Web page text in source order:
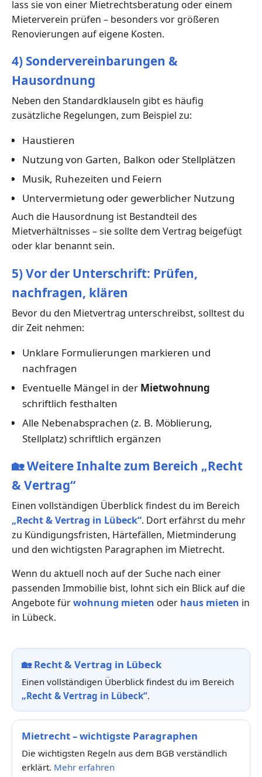
lass sie von einer Mietrechtsberatung oder einem
Mieterverein prüfen – besonders vor größeren
Renovierungen auf eigene Kosten.
4) Sondervereinbarungen &
Hausordnung
Neben den Standardklauseln gibt es häufig
zusätzliche Regelungen, zum Beispiel zu:
Haustieren
Nutzung von Garten, Balkon oder Stellplätzen
Musik, Ruhezeiten und Feiern
Untervermietung oder gewerblicher Nutzung
Auch die Hausordnung ist Bestandteil des
Mietverhältnisses – sie sollte dem Vertrag beigefügt
oder klar benannt sein.
5) Vor der Unterschrift: Prüfen,
nachfragen, klären
Bevor du den Mietvertrag unterschreibst, solltest du
dir Zeit nehmen:
Unklare Formulierungen markieren und
nachfragen
Eventuelle Mängel in der Mietwohnung
schriftlich festhalten
Alle Nebenabsprachen (z. B. Möblierung,
Stellplatz) schriftlich ergänzen
🏡Weitere Inhalte zum Bereich „Recht
& Vertrag“
Einen vollständigen Überblick findest du im Bereich
„Recht & Vertrag in Lübeck“. Dort erfährst du mehr
zu Kündigungsfristen, Härtefällen, Mietminderung
und den wichtigsten Paragraphen im Mietrecht.
Wenn du aktuell noch auf der Suche nach einer
passenden Immobilie bist, lohnt sich ein Blick auf die
Angebote fürwohnung mieten oder haus mieten in
in Lübeck.
🏡Recht & Vertrag in Lübeck
Einen vollständigen Überblick findest du im Bereich
„Recht & Vertrag in Lübeck“.
Mietrecht – wichtigste Paragraphen
Die wichtigsten Regeln aus dem BGB verständlich
erklärt. Mehr erfahren